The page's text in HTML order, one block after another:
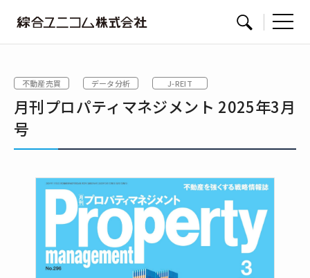
ニ
コ
ム
月刊プロパティマネジメント 2025年3月
号
不動産売買 データ分析 J-REIT